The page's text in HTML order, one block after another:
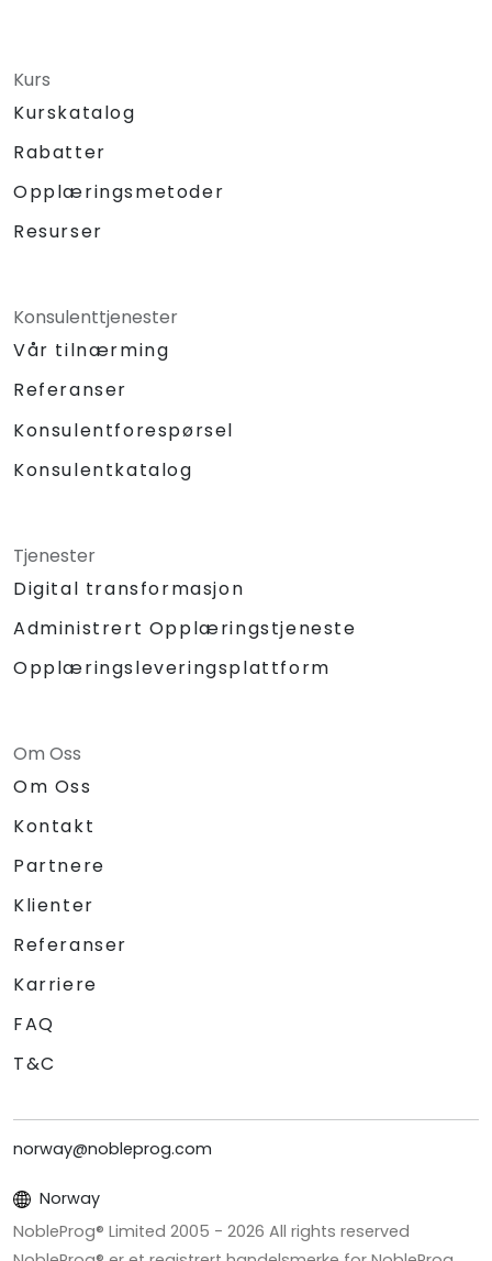
Kurs
Kurskatalog
Rabatter
Opplæringsmetoder
Resurser
Konsulenttjenester
Vår tilnærming
Referanser
Konsulentforespørsel
Konsulentkatalog
Tjenester
Digital transformasjon
Administrert Opplæringstjeneste
Opplæringsleveringsplattform
Om Oss
Om Oss
Kontakt
Partnere
Klienter
Referanser
Karriere
FAQ
T&C
norway@nobleprog.com
Norway
NobleProg® Limited 2005 - 2026 All rights reserved